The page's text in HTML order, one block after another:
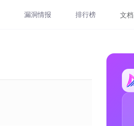
漏洞情报 排行榜 文档